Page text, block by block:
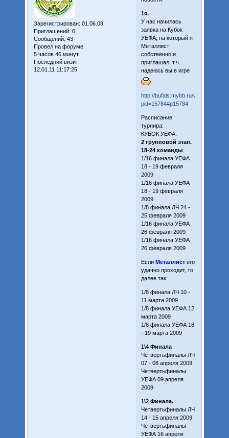
Зарегистрирован: 01.06.08
Приглашений: 0
Сообщений: 43
Провел на форуме:
5 часов 46 минут
Последний визит:
12.01.11 11:17:25
1я.
У нас начилась
заявка на Кубок
УЕФА, на который я
Металлист
собственно и
приглашал, т.ч.
надеюсь вы в игре
http://bufals.mybb.ru/
pid=15784#p15784
Расписание
турнира:
КУБОК УЕФА:
2 групповой этап.
18-24 команды
1/16 финала УЕФА
18 - 19 февраля
2009
1/16 финала УЕФА
18 - 19 февраля
2009
1/8 финала ЛЧ 24 -
25 февраля 2009
1/16 финала УЕФА
26 февраля 2009
1/16 финала УЕФА
26 февраля 2009
Если Металлист его
удачно проходит, то
далее так:
1/8 финала ЛЧ 10 -
11 марта 2009
1/8 финала УЕФА 12
марта 2009
1/8 финала УЕФА 18
- 19 марта 2009
1\4 Финала
Четвертьфиналы ЛЧ
07 - 08 апреля 2009
Четвертьфиналы
УЕФА 09 апреля
2009
1\2 Финала.
Четвертьфиналы ЛЧ
14 - 15 апреля 2009
Четвертьфиналы
УЕФА 16 апреля